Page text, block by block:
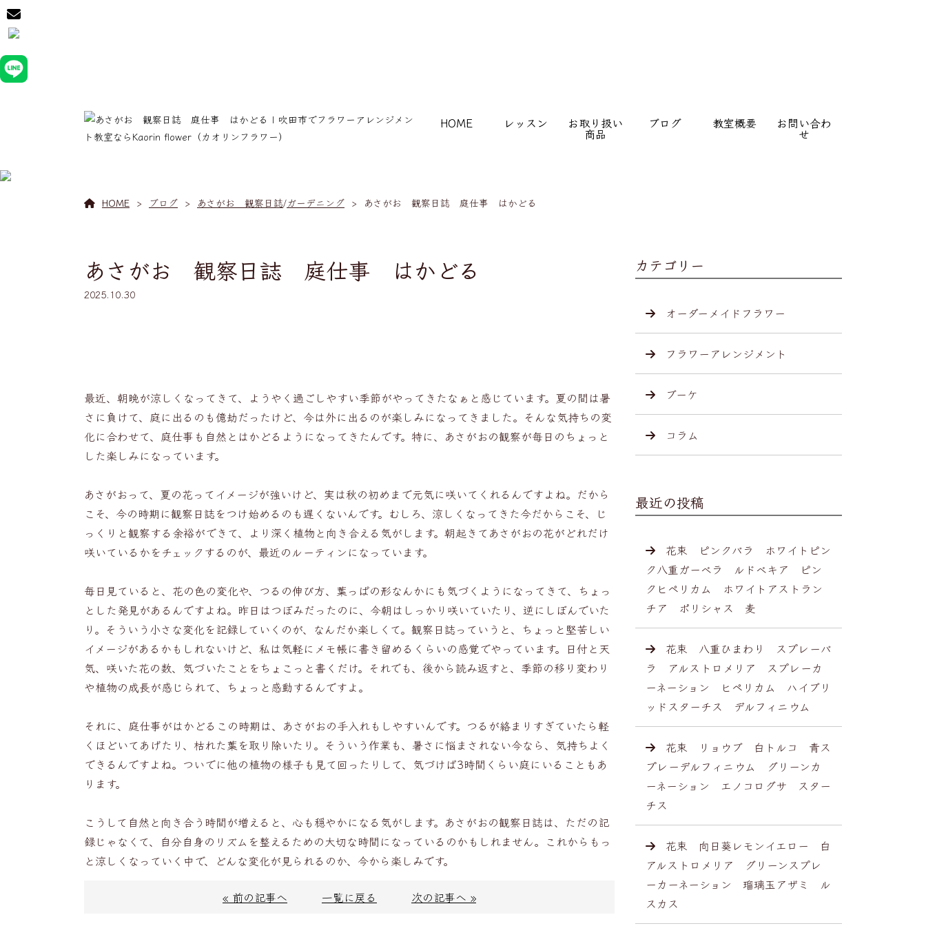
HOME レッスン お取り扱い
商品
ブログ 教室概要 お問い合わ
せ
HOME ブログ あさがお 観察日誌/ガーデニング あさがお 観察日誌 庭仕事 はかどる
あさがお 観察日誌 庭仕事 はかどる
2025.10.30
最近、朝晩が涼しくなってきて、ようやく過ごしやすい季節がやってきたなぁと感じています。夏の間は暑
さに負けて、庭に出るのも億劫だったけど、今は外に出るのが楽しみになってきました。そんな気持ちの変
化に合わせて、庭仕事も自然とはかどるようになってきたんです。特に、あさがおの観察が毎日のちょっと
した楽しみになっています。
あさがおって、夏の花ってイメージが強いけど、実は秋の初めまで元気に咲いてくれるんですよね。だから
こそ、今の時期に観察日誌をつけ始めるのも遅くないんです。むしろ、涼しくなってきた今だからこそ、じ
っくりと観察する余裕ができて、より深く植物と向き合える気がします。朝起きてあさがおの花がどれだけ
咲いているかをチェックするのが、最近のルーティンになっています。
毎日見ていると、花の色の変化や、つるの伸び方、葉っぱの形なんかにも気づくようになってきて、ちょっ
とした発見があるんですよね。昨日はつぼみだったのに、今朝はしっかり咲いていたり、逆にしぼんでいた
り。そういう小さな変化を記録していくのが、なんだか楽しくて。観察日誌っていうと、ちょっと堅苦しい
イメージがあるかもしれないけど、私は気軽にメモ帳に書き留めるくらいの感覚でやっています。日付と天
気、咲いた花の数、気づいたことをちょこっと書くだけ。それでも、後から読み返すと、季節の移り変わり
や植物の成長が感じられて、ちょっと感動するんですよ。
それに、庭仕事がはかどるこの時期は、あさがおの手入れもしやすいんです。つるが絡まりすぎていたら軽
くほどいてあげたり、枯れた葉を取り除いたり。そういう作業も、暑さに悩まされない今なら、気持ちよく
できるんですよね。ついでに他の植物の様子も見て回ったりして、気づけば3時間くらい庭にいることもあ
ります。
こうして自然と向き合う時間が増えると、心も穏やかになる気がします。あさがおの観察日誌は、ただの記
録じゃなくて、自分自身のリズムを整えるための大切な時間になっているのかもしれません。これからもっ
と涼しくなっていく中で、どんな変化が見られるのか、今から楽しみです。
« 前の記事へ 一覧に戻る 次の記事へ »
カテゴリー
オーダーメイドフラワー
フラワーアレンジメント
ブーケ
コラム
最近の投稿
花束 ピンクバラ ホワイトピン
ク八重ガーベラ ルドベキア ピン
クヒペリカム ホワイトアストラン
チア ポリシャス 麦
花束 八重ひまわり スプレーバ
ラ アルストロメリア スプレーカ
ーネーション ヒペリカム ハイブリ
ッドスターチス デルフィニウム
花束 リョウブ 白トルコ 青ス
プレーデルフィニウム グリーンカ
ーネーション エノコログサ スター
チス
花束 向日葵レモンイエロー 白
アルストロメリア グリーンスプレ
ーカーネーション 瑠璃玉アザミ ル
スカス